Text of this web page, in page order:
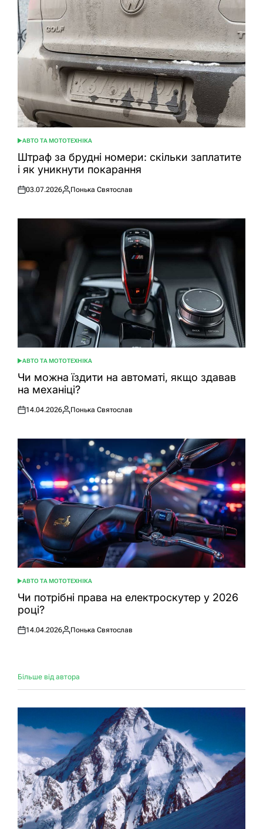
ОПУБЛІКУВАТИ
У
АВТО ТА МОТОТЕХНІКА
Штраф за брудні номери: скільки заплатите
і як уникнути покарання
Оприлюднено
03.07.2026
Опубліковано
Понька Святослав
ОПУБЛІКУВАТИ
У
АВТО ТА МОТОТЕХНІКА
Чи можна їздити на автоматі, якщо здавав
на механіці?
Оприлюднено
14.04.2026
Опубліковано
Понька Святослав
ОПУБЛІКУВАТИ
У
АВТО ТА МОТОТЕХНІКА
Чи потрібні права на електроскутер у 2026
році?
Оприлюднено
14.04.2026
Опубліковано
Понька Святослав
Більше від автора